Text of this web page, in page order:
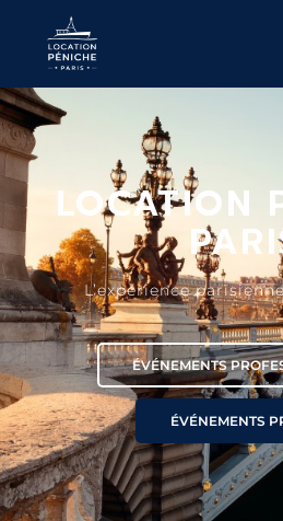
LOCATION
L’expérience
ÉVÉNEMENTS
ÉVÉNEMENTS